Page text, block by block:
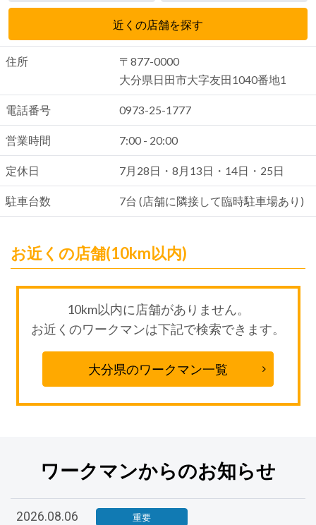
近くの店舗を探す
住所
〒877-0000
大分県日田市大字友田1040番地1
電話番号 0973-25-1777
営業時間 7:00 - 20:00
定休日 7月28日・8月13日・14日・25日
駐車台数 7台 (店舗に隣接して臨時駐車場あり)
お近くの店舗(10km以内)
10km以内に店舗がありません。
お近くのワークマンは下記で検索できます。
大分県のワークマン一覧
ワークマンからのお知らせ
2026.08.06 重要